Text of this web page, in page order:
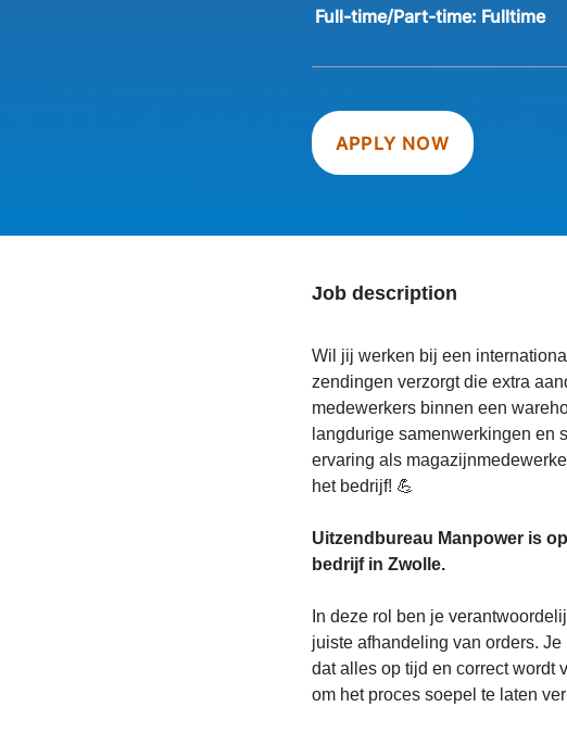
Full-time/Part-time: Fulltime
APPLY NOW
Job description
Wil jij werken bij een
zendingen verzorgt die extra
medewerkers binnen een
langdurige samenwerkingen en
ervaring als
het bedrijf! 💪
Uitzendbureau Manpower is
bedrijf in Zwolle.
In deze rol ben je
juiste afhandeling van orders.
dat alles op tijd en correct wordt
om het proces soepel te laten